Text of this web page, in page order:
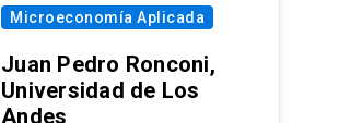
Microeconomía Aplicada
Juan Pedro Ronconi,
Universidad de Los
Andes